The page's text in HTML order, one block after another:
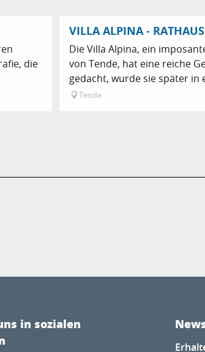
die
VILLA ALPINA -
Die Villa Alpina, ein
von Tende, hat eine reiche
gedacht, wurde sie später in
Tende
in sozialen